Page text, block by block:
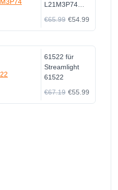
L21M3P74
€65.99 €54.99
61522 für
Streamlight
61522
€67.19 €55.99